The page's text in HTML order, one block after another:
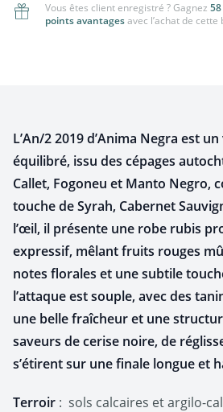
Vous êtes client enregistré ? Gagnez
points avantagesavec l’achat de cette
L’An/2 2019 d’Anima Negra est
équilibré, issu des cépages
Callet, Fogoneu et Manto Negro,
touche de Syrah, Cabernet
l’œil, il présente une robe rubis
expressif, mêlant fruits rouges
notes florales et une subtile
l’attaque est souple, avec des
une belle fraîcheur et une
saveurs de cerise noire, de
s’étirent sur une finale longue et
Terroir : sols calcaires et argilo-